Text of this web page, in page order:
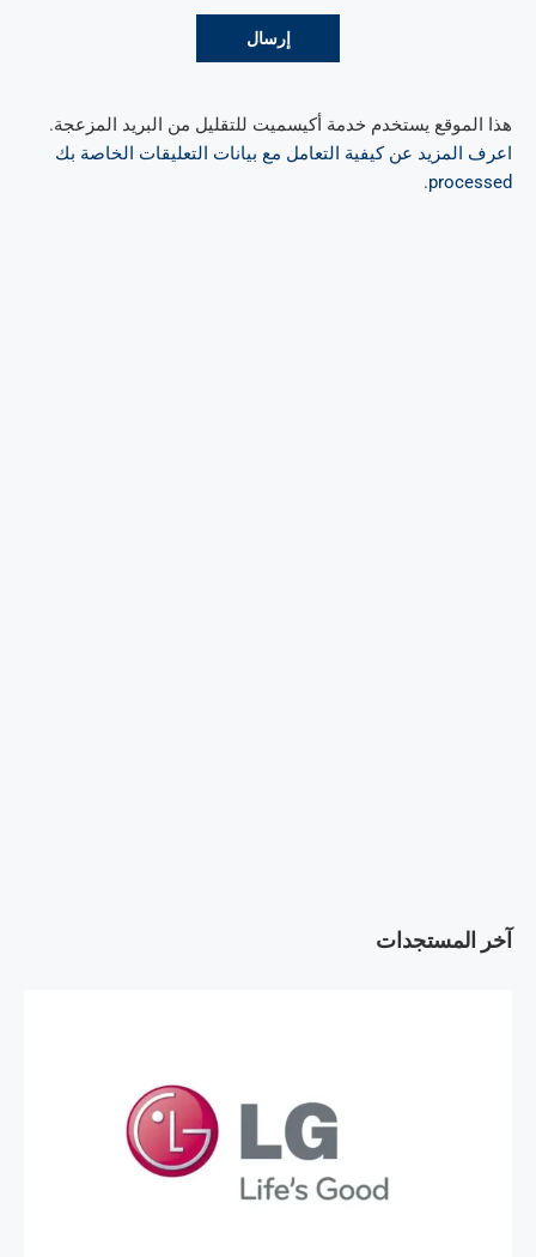
هذا الموقع يستخدم خدمة أكيسميت للتقليل من البريد المزعجة.
اعرف المزيد عن كيفية التعامل مع بيانات التعليقات الخاصة بك
processed
.
آخر المستجدات